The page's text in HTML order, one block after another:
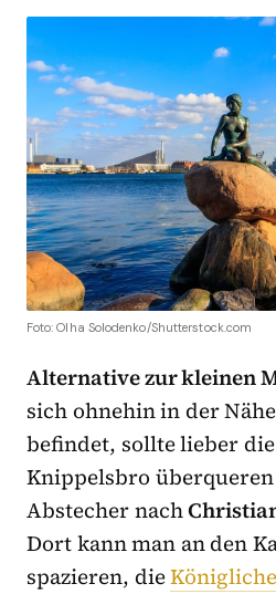
Foto: Olha Solodenko/Shutterstock.com
Alternative zur kleinen
sich ohnehin in der
befindet, sollte lieber
Knippelsbro
Abstecher nach
Dort kann man an den
spazieren, die